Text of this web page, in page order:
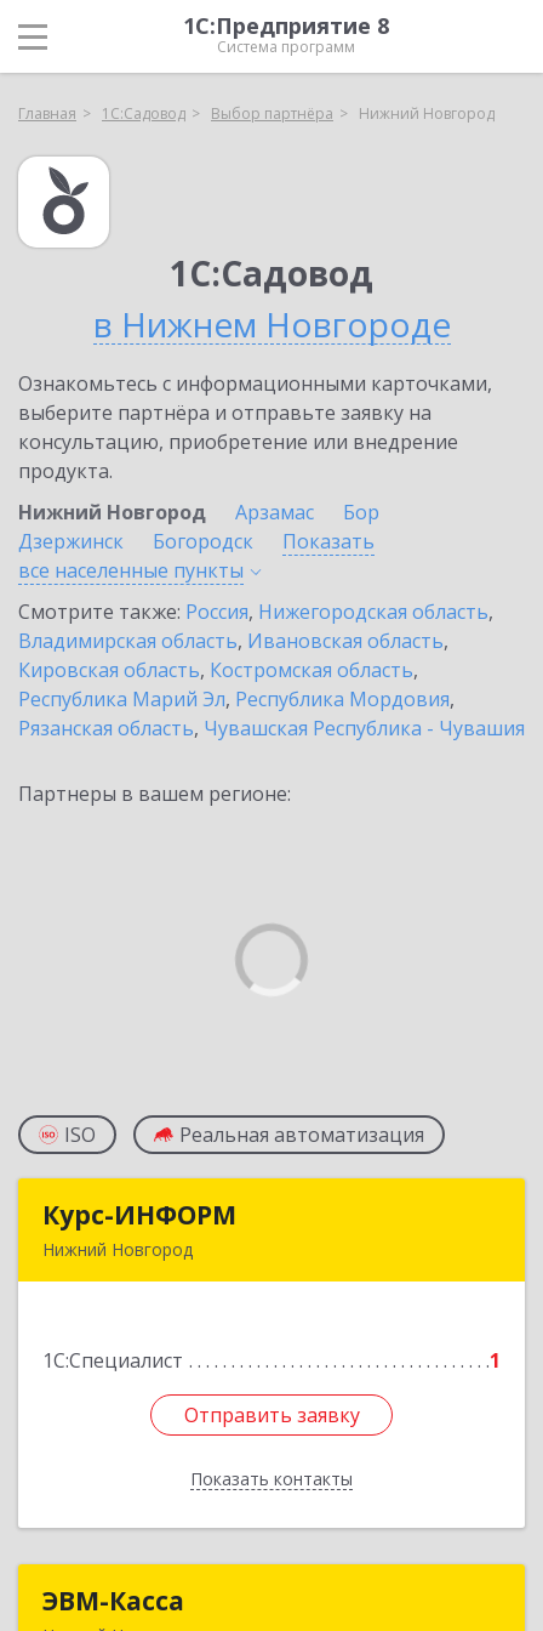
1С:Предприятие 8
Система программ
Главная 1С:Садовод Выбор партнёра Нижний Новгород
1С:Садовод
в Нижнем Новгороде
Ознакомьтесь с информационными карточками,
выберите партнёра и отправьте заявку на
консультацию, приобретение или внедрение
продукта.
Нижний Новгород
Арзамас
Бор
Дзержинск
Богородск
Показать
все населенные пункты
Смотрите также: Россия, Нижегородская область,
Владимирская область, Ивановская область,
Кировская область, Костромская область,
Республика Марий Эл, Республика Мордовия,
Рязанская область, Чувашская Республика - Чувашия
Партнеры в вашем регионе:
ISO Реальная автоматизация
Курс-ИНФОРМ
Нижний Новгород
1С:Специалист 1
Отправить заявку
Показать контакты
Подробнее
Отправить заявку
Назад
ЭВМ-Касса